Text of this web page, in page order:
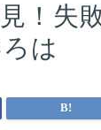
！失
は